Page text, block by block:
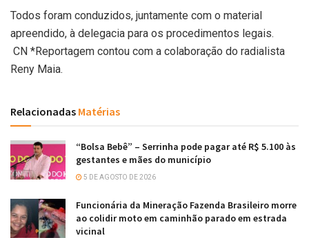
Todos foram conduzidos, juntamente com o material
apreendido, à delegacia para os procedimentos legais.
CN *Reportagem contou com a colaboração do radialista
Reny Maia.
Relacionadas Matérias
“Bolsa Bebê” – Serrinha pode pagar até R$ 5.100 às
gestantes e mães do município
5 DE AGOSTO DE 2026
Funcionária da Mineração Fazenda Brasileiro morre
ao colidir moto em caminhão parado em estrada
vicinal